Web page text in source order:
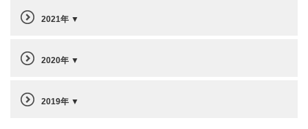
2021年
2020年
2019年